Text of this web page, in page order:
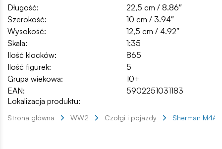
Długość:
22,5 cm / 8.86″
Szerokość:
10 cm / 3.94″
Wysokość:
12,5 cm / 4.92″
Skala:
1:35
Ilość klocków:
865
Ilość figurek:
5
Grupa wiekowa:
10+
EAN:
5902251031183
Lokalizacja produktu:
Strona główna WW2 Czołgi i pojazdy Sherman